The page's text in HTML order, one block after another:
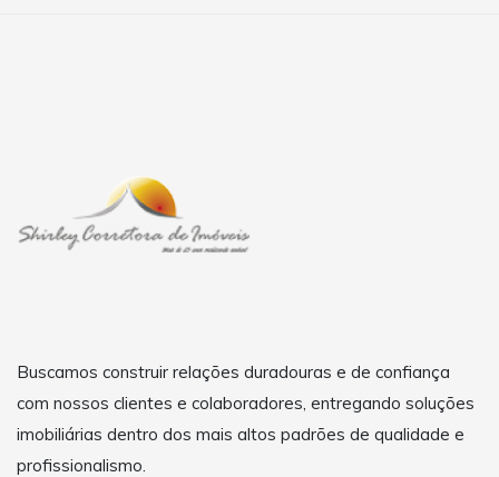
Buscamos construir relações duradouras e de confiança
com nossos clientes e colaboradores, entregando soluções
imobiliárias dentro dos mais altos padrões de qualidade e
profissionalismo.